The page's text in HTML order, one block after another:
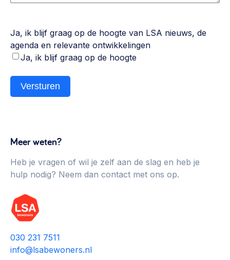
Ja, ik blijf graag op de hoogte van LSA nieuws, de
agenda en relevante ontwikkelingen
Ja, ik blijf graag op de hoogte
Versturen
Meer weten?
Heb je vragen of wil je zelf aan de slag en heb je
hulp nodig? Neem dan contact met ons op.
030 231 7511
info@lsabewoners.nl